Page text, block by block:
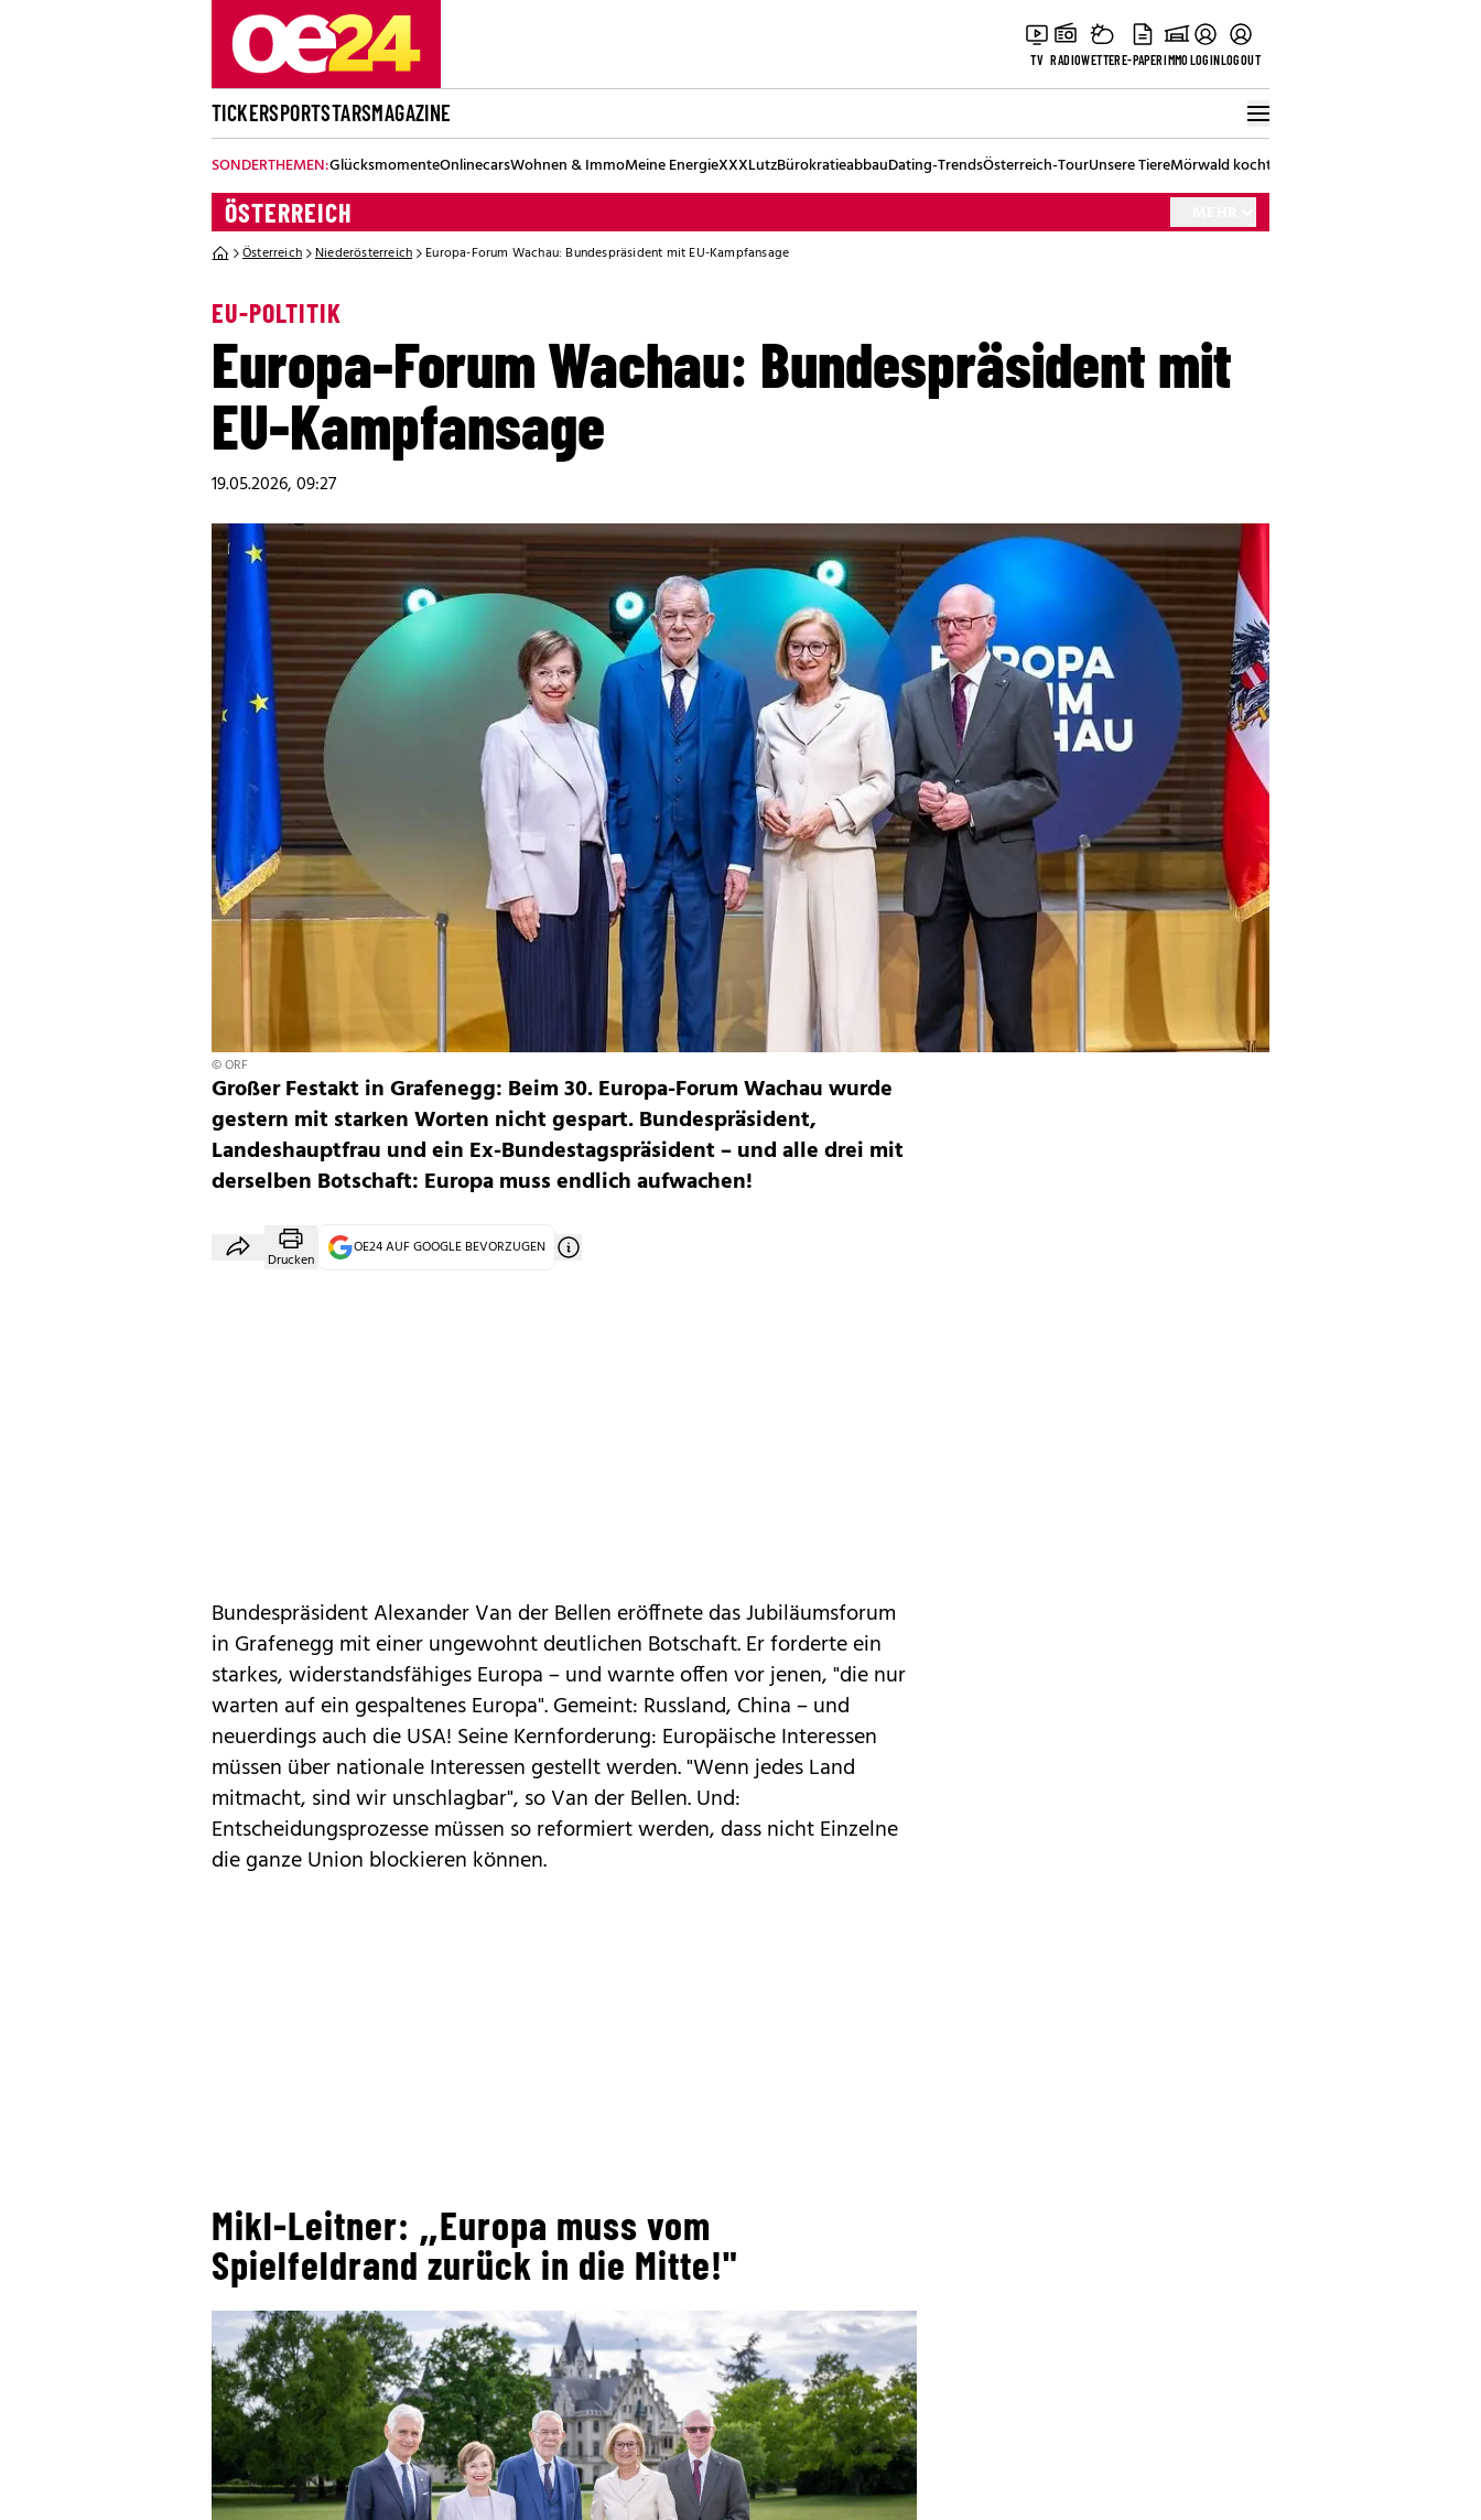
TV RADIOWETTERE-PAPERIMMOLOGINLOGOUT
TICKERSPORTSTARSMAGAZINE
SONDERTHEMEN:GlücksmomenteOnlinecarsWohnen & ImmoMeine EnergieXXXLutzBürokratieabbauDating-TrendsÖsterreich-TourUnsere TiereMörwald kocht
ÖSTERREICH
Österreich Niederösterreich Europa-Forum Wachau: Bundespräsident mit EU-Kampfansage
EU-POLTITIK
Europa-Forum Wachau: Bundespräsident mit
EU-Kampfansage
19.05.2026, 09:27
© ORF
Großer Festakt in Grafenegg: Beim 30. Europa-Forum Wachau wurde
gestern mit starken Worten nicht gespart. Bundespräsident,
Landeshauptfrau und ein Ex-Bundestagspräsident – und alle drei mit
derselben Botschaft: Europa muss endlich aufwachen!
Drucken
OE24 AUF GOOGLE BEVORZUGEN
Bundespräsident Alexander Van der Bellen eröffnete das Jubiläumsforum
in Grafenegg mit einer ungewohnt deutlichen Botschaft. Er forderte ein
starkes, widerstandsfähiges Europa – und warnte offen vor jenen, "die nur
warten auf ein gespaltenes Europa". Gemeint: Russland, China – und
neuerdings auch die USA! Seine Kernforderung: Europäische Interessen
müssen über nationale Interessen gestellt werden. "Wenn jedes Land
mitmacht, sind wir unschlagbar", so Van der Bellen. Und:
Entscheidungsprozesse müssen so reformiert werden, dass nicht Einzelne
die ganze Union blockieren können.
Mikl-Leitner: „Europa muss vom
Spielfeldrand zurück in die Mitte!"